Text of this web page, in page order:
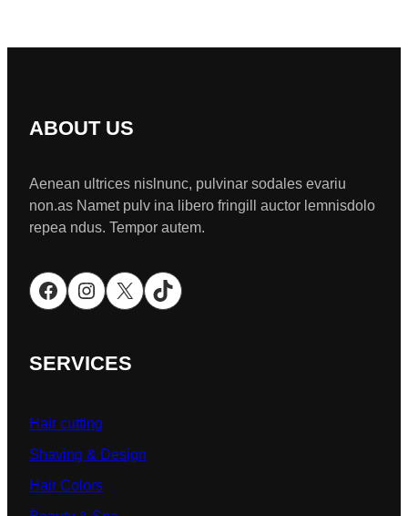
ABOUT US
Aenean ultrices nislnunc, pulvinar sodales evariu
non.as Namet pulv ina libero fringill auctor lemnisdolo
repea ndus. Tempor autem.
Facebook Instagram X TikTok
SERVICES
Hair cutting
Shaving & Design
Hair Colors